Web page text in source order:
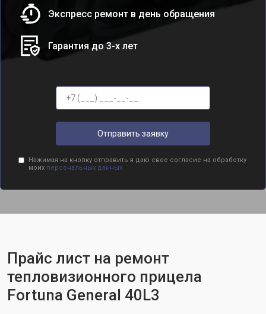
Экспресс ремонт в день обращения
Гарантия до 3-х лет
Отправить заявку
Нажимая на кнопку отправить я даю свое согласие на обработку
моих персональных данных.
Прайс лист на ремонт
тепловизионного прицела
Fortuna General 40L3